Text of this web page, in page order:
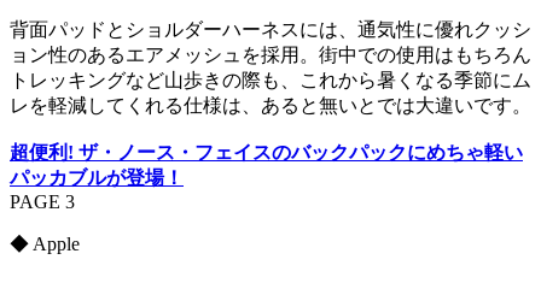
背面パッドとショルダーハーネスには、通気性に優れクッシ
ョン性のあるエアメッシュを採用。街中での使用はもちろん
トレッキングなど山歩きの際も、これから暑くなる季節にム
レを軽減してくれる仕様は、あると無いとでは大違いです。
超便利! ザ・ノース・フェイスのバックパックにめちゃ軽い
パッカブルが登場！
PAGE 3
◆ Apple